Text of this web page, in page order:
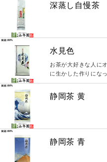
深蒸し自慢茶
水見色
お茶が大好きな人に
に生かした作りにな
静岡茶 黄
静岡茶 青